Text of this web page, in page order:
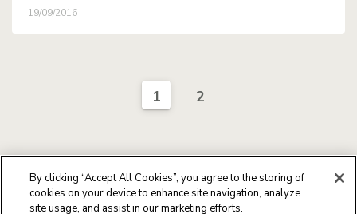
19/09/2016
1 2
By clicking “Accept All Cookies”, you agree to the storing of
cookies on your device to enhance site navigation, analyze
site usage, and assist in our marketing efforts.